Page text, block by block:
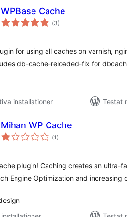
WPBase Cache
(Totalt
antal
3)
for using all caches on varnish,
db-cache-reloaded-fix for
installationer
Testat
Mihan WP Cache
(Totalt
antal
1)
plugin! Caching creates an ultra-
Engine Optimization and increasing